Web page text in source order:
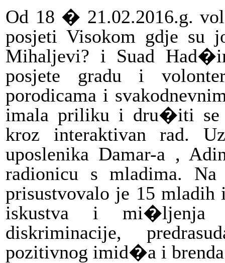
Od 18 � 21.02.2016.g.
posjeti Visokom gdje su
Mihaljevi? i Suad
posjete gradu i
porodicama i
imala priliku i dru�iti se
kroz interaktivan rad.
uposlenika Damar-a ,
radionicu s mladima.
prisustvovalo je 15
iskustva i mi�ljenja
diskriminacije,
pozitivnog imid�a i